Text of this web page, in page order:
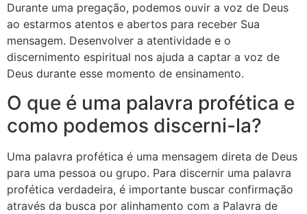
Durante uma pregação, podemos ouvir a voz de Deus
ao estarmos atentos e abertos para receber Sua
mensagem. Desenvolver a atentividade e o
discernimento espiritual nos ajuda a captar a voz de
Deus durante esse momento de ensinamento.
O que é uma palavra profética e
como podemos discerni-la?
Uma palavra profética é uma mensagem direta de Deus
para uma pessoa ou grupo. Para discernir uma palavra
profética verdadeira, é importante buscar confirmação
através da busca por alinhamento com a Palavra de